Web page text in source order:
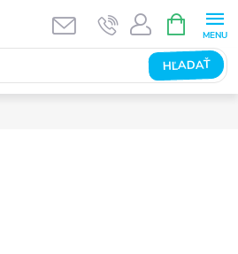
HĽADAŤ
KOŠÍK